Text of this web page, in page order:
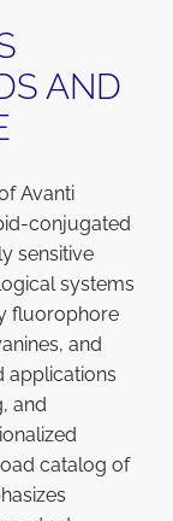
AND
Avanti
conjugated
sensitive
systems
fluorophore
and
applications
and
catalog of